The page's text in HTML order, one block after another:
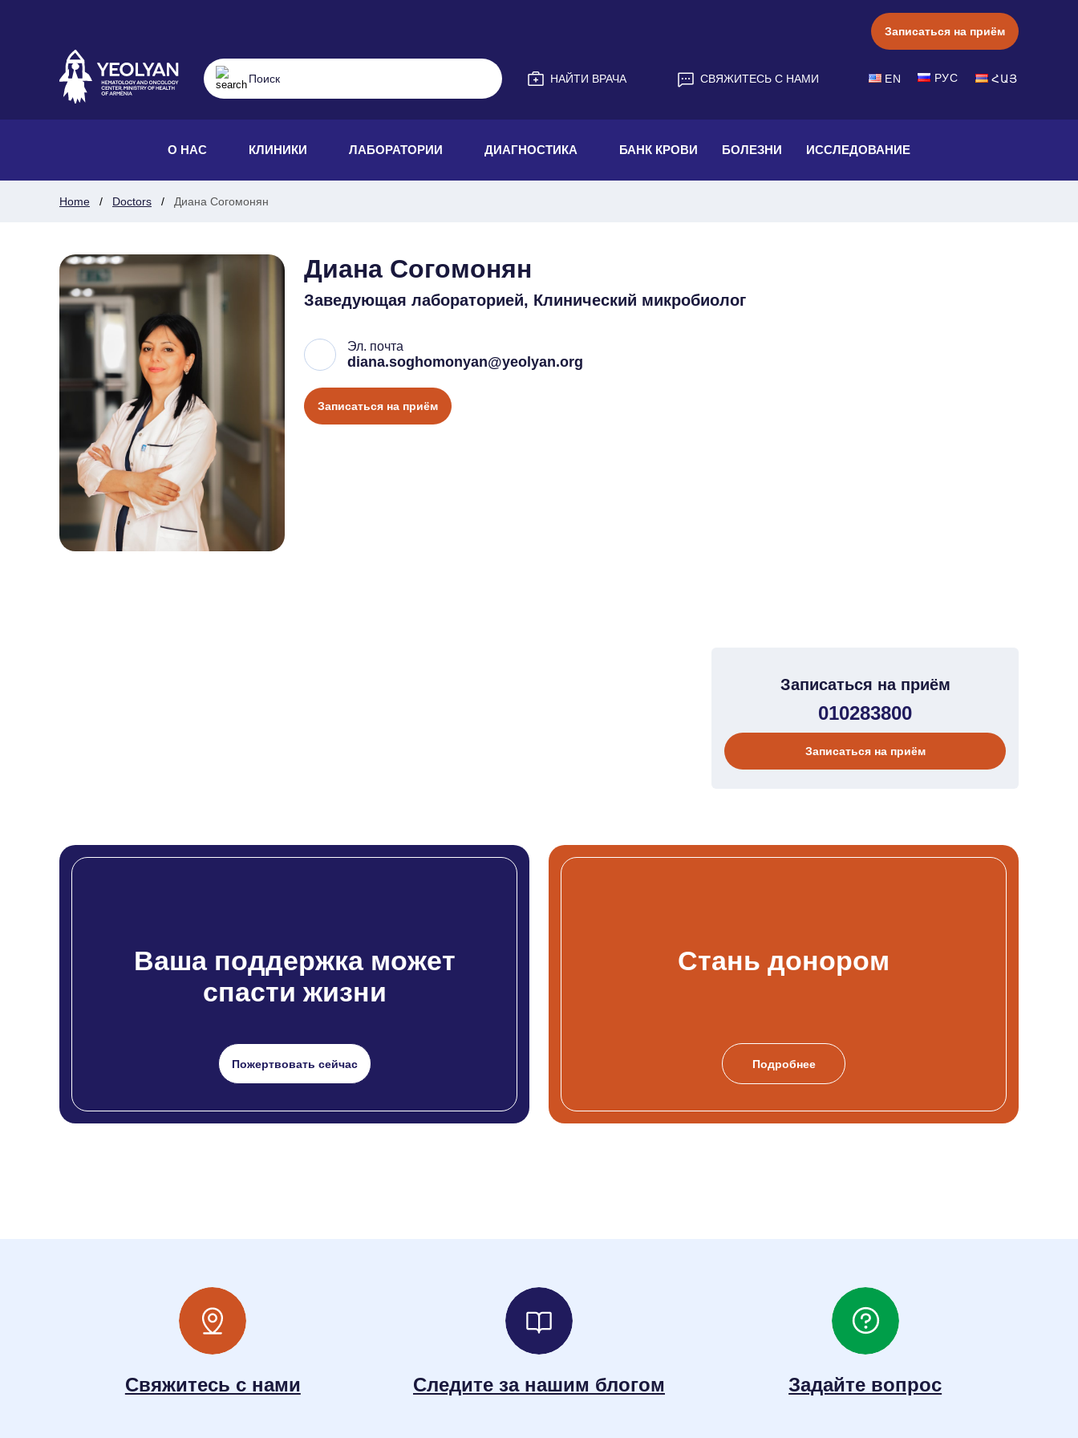
Записаться на приём
НАЙТИ ВРАЧА СВЯЖИТЕСЬ С НАМИ EN РУС ՀԱՅ
О НАС КЛИНИКИ ЛАБОРАТОРИИ ДИАГНОСТИКА БАНК КРОВИ БОЛЕЗНИ ИССЛЕДОВАНИЕ
Home Doctors Диана Согомонян
Диана Согомонян
Заведующая лабораторией, Клинический микробиолог
Эл. почта
diana.soghomonyan@yeolyan.org
Записаться на приём
Записаться на приём
010283800
Записаться на приём
Ваша поддержка может
спасти жизни
Пожертвовать сейчас
Стань донором
Подробнее
Свяжитесь с нами Следите за нашим блогом Задайте вопрос